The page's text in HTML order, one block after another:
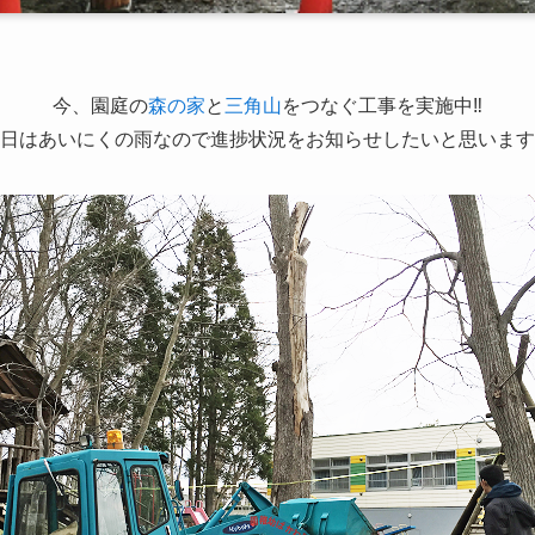
今、園庭の森の家と 三角山をつなぐ工事を実施中‼
はあいにくの雨なので進捗状況をお知らせしたいと思いま